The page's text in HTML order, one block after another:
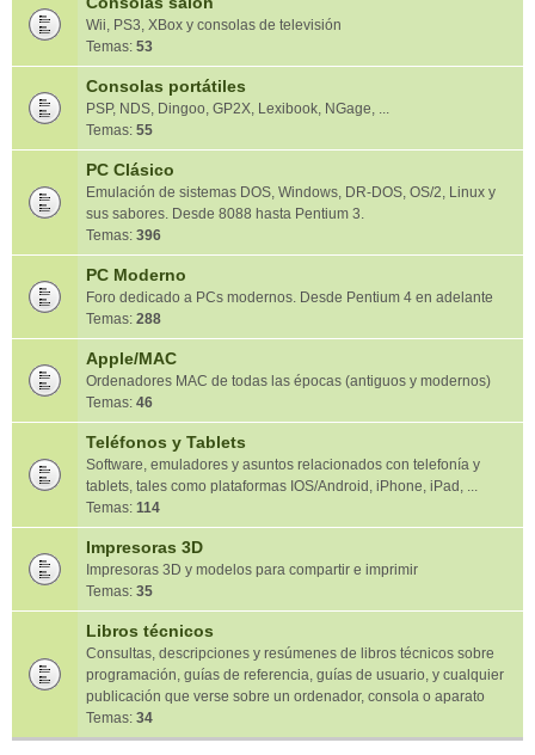
Wii, PS3, XBox y consolas de televisión
Temas: 53
Consolas portátiles
PSP, NDS, Dingoo, GP2X, Lexibook, NGage, ...
Temas: 55
PC Clásico
Emulación de sistemas DOS, Windows, DR-DOS, OS/2, Linux y
sus sabores. Desde 8088 hasta Pentium 3.
Temas: 396
PC Moderno
Foro dedicado a PCs modernos. Desde Pentium 4 en adelante
Temas: 288
Apple/MAC
Ordenadores MAC de todas las épocas (antiguos y modernos)
Temas: 46
Teléfonos y Tablets
Software, emuladores y asuntos relacionados con telefonía y
tablets, tales como plataformas IOS/Android, iPhone, iPad, ...
Temas: 114
Impresoras 3D
Impresoras 3D y modelos para compartir e imprimir
Temas: 35
Libros técnicos
Consultas, descripciones y resúmenes de libros técnicos sobre
programación, guías de referencia, guías de usuario, y cualquier
publicación que verse sobre un ordenador, consola o aparato
Temas: 34